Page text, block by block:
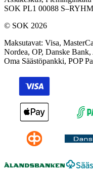
SOK PL1 00088
© SOK 2026
Maksutavat: Visa,
Nordea, OP, Danske
Oma Säästöpankki, POP